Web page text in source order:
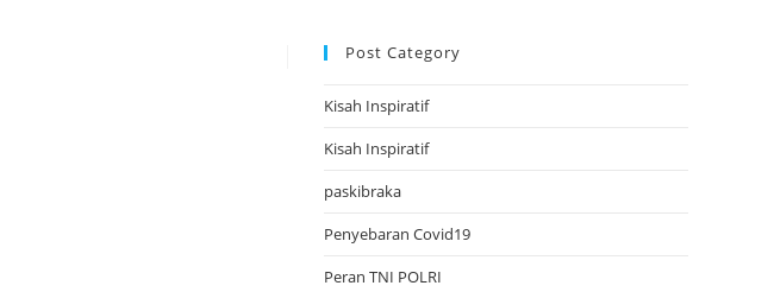
Post Category
Kisah Inspiratif
Kisah Inspiratif
paskibraka
Penyebaran Covid19
Peran TNI POLRI